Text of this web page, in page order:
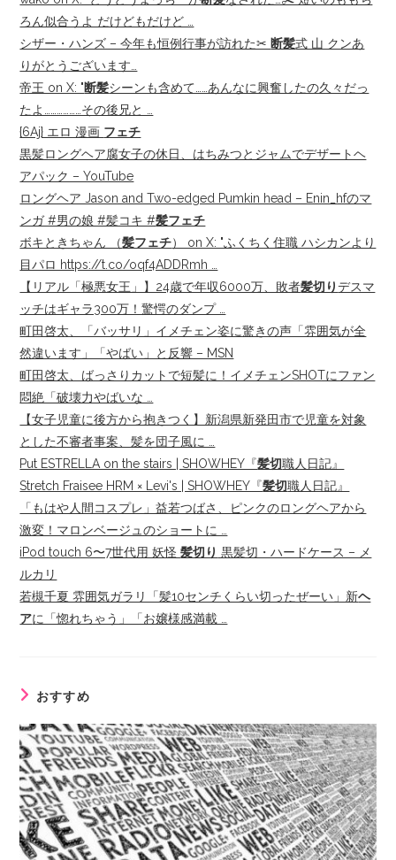
ろん似合うよ だけどもだけど …
シザー・ハンズ – 今年も恒例行事が訪れた✂︎ 断髪式 山 クンあ
りがとうございます…
帝王 on X: "断髪シーンも含めて……あんなに興奮したの久々だっ
たよ………………その後兄と …
{6Aj} エロ 漫画 フェチ
黒髪ロングヘア腐女子の休日、はちみつとジャムでデザートヘ
アパック – YouTube
ロングヘア Jason and Two-edged Pumkin head – Enin_hfのマ
ンガ #男の娘 #髪コキ #髪フェチ
ボキときちゃん （髪フェチ） on X: "ふくちく住職 ハシカンより
目パロ https://t.co/oqf4ADDRmh …
【リアル「極悪女王」】24歳で年収6000万、敗者髪切りデスマ
ッチはギャラ300万！驚愕のダンプ …
町田啓太、「バッサリ」イメチェン姿に驚きの声「雰囲気が全
然違います」「やばい」と反響 – MSN
町田啓太、ばっさりカットで短髪に！イメチェンSHOTにファン
悶絶「破壊力やばいな …
【女子児童に後方から抱きつく】新潟県新発田市で児童を対象
とした不審者事案、髪を団子風に …
Put ESTRELLA on the stairs | SHOWHEY『髪切職人日記』
Stretch Fraisee HRM × Levi's | SHOWHEY『髪切職人日記』
「もはや人間コスプレ」益若つばさ、ピンクのロングヘアから
激変！マロンベージュのショートに …
iPod touch 6〜7世代用 妖怪髪切り 黒髪切・ハードケース – メ
ルカリ
若槻千夏 雰囲気ガラリ「髪10センチくらい切ったぜーい」新ヘ
アに「惚れちゃう」「お嬢様感満載 …
おすすめ